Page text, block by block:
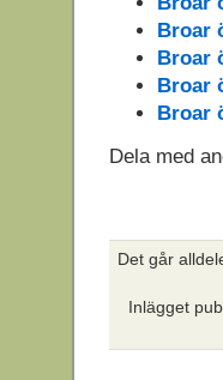
Broar
Broar
Broar
Broar
Dela med
Det går
Inlägget